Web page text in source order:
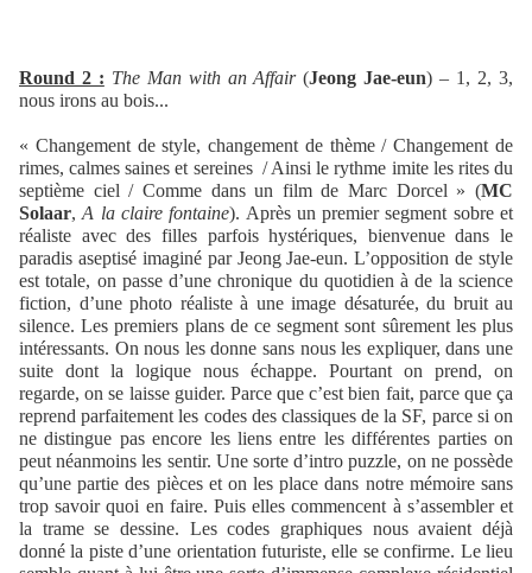
Round 2 : The Man with an Affair(Jeong Jae-eun) – 1, 2, 3,
nous irons au bois...
« Changement de style, changement de thème / Changement de
rimes, calmes saines et sereines / Ainsi le rythme imite les rites du
septième ciel / Comme dans un film de Marc Dorcel » (MC
Solaar,A la claire fontaine). Après un premier segment sobre et
réaliste avec des filles parfois hystériques, bienvenue dans le
paradis aseptisé imaginé par Jeong Jae-eun. L’opposition de style
est totale, on passe d’une chronique du quotidien à de la science
fiction, d’une photo réaliste à une image désaturée, du bruit au
silence. Les premiers plans de ce segment sont sûrement les plus
intéressants. On nous les donne sans nous les expliquer, dans une
suite dont la logique nous échappe. Pourtant on prend, on
regarde, on se laisse guider. Parce que c’est bien fait, parce que ça
reprend parfaitement les codes des classiques de la SF, parce si on
ne distingue pas encore les liens entre les différentes parties on
peut néanmoins les sentir. Une sorte d’intro puzzle, on ne possède
qu’une partie des pièces et on les place dans notre mémoire sans
trop savoir quoi en faire. Puis elles commencent à s’assembler et
la trame se dessine. Les codes graphiques nous avaient déjà
donné la piste d’une orientation futuriste, elle se confirme. Le lieu